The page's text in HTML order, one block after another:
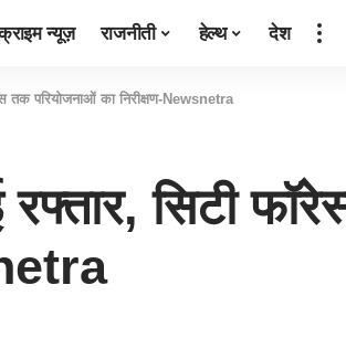
न्यूज़ राजनीती हेल्थ देश
तक परियोजनाओं का निरीक्षण-Newsnetra
रफ्तार, सिटी